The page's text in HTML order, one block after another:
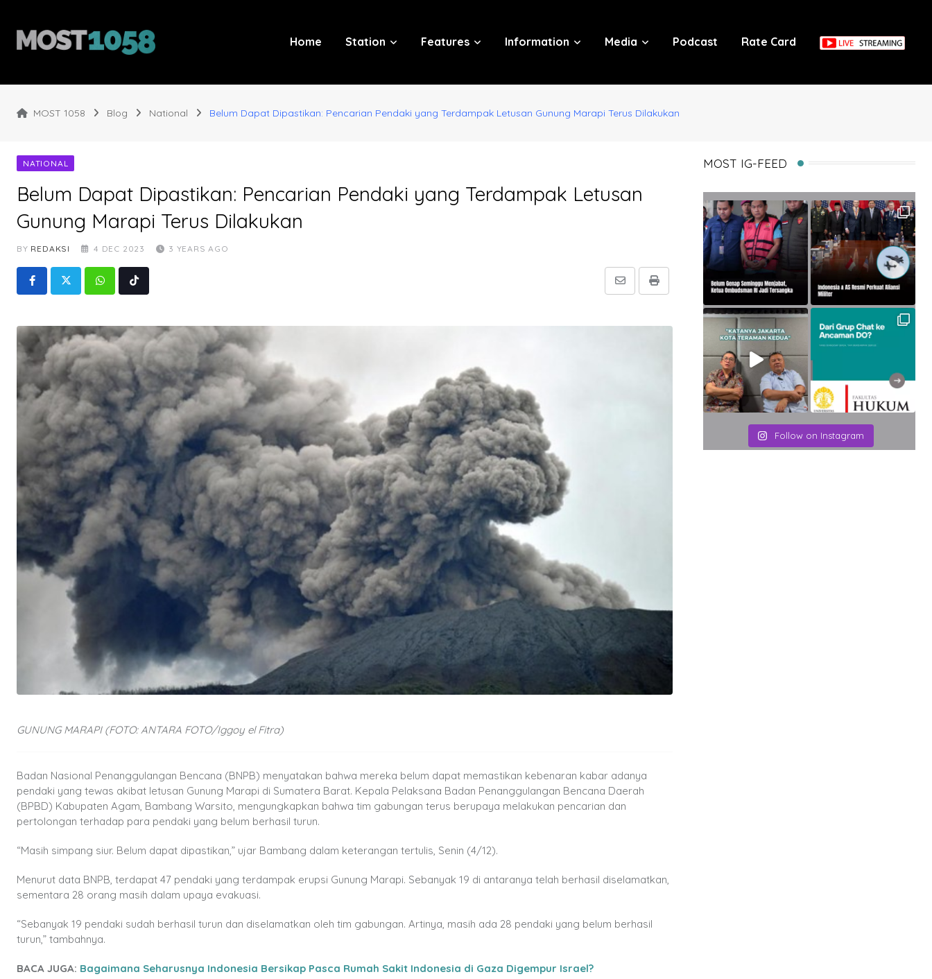
content
Home Station Features Information Media Podcast Rate Card
MOST 1058 Blog National Belum Dapat Dipastikan: Pencarian Pendaki yang Terdampak Letusan Gunung Marapi Terus Dilakukan
NATIONAL
Belum Dapat Dipastikan: Pencarian Pendaki yang Terdampak Letusan
Gunung Marapi Terus Dilakukan
BY REDAKSI 4 DEC 2023 3 YEARS AGO
Whatsapp Print
Share
Tiktok
GUNUNG MARAPI (FOTO: ANTARA FOTO/Iggoy el Fitra)
Badan Nasional Penanggulangan Bencana (BNPB) menyatakan bahwa mereka belum dapat memastikan kebenaran kabar adanya
pendaki yang tewas akibat letusan Gunung Marapi di Sumatera Barat. Kepala Pelaksana Badan Penanggulangan Bencana Daerah
(BPBD) Kabupaten Agam, Bambang Warsito, mengungkapkan bahwa tim gabungan terus berupaya melakukan pencarian dan
pertolongan terhadap para pendaki yang belum berhasil turun.
“Masih simpang siur. Belum dapat dipastikan,” ujar Bambang dalam keterangan tertulis, Senin (4/12).
Menurut data BNPB, terdapat 47 pendaki yang terdampak erupsi Gunung Marapi. Sebanyak 19 di antaranya telah berhasil diselamatkan,
sementara 28 orang masih dalam upaya evakuasi.
“Sebanyak 19 pendaki sudah berhasil turun dan diselamatkan oleh tim gabungan. Artinya, masih ada 28 pendaki yang belum berhasil
turun,” tambahnya.
BACA JUGA: Bagaimana Seharusnya Indonesia Bersikap Pasca Rumah Sakit Indonesia di Gaza Digempur Israel?
MOST IG-FEED
Follow on Instagram